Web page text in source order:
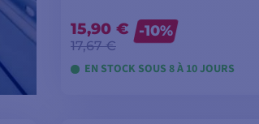
15,90 €
17,67 €
-10%
EN STOCK SOUS 8 À 10 JOURS